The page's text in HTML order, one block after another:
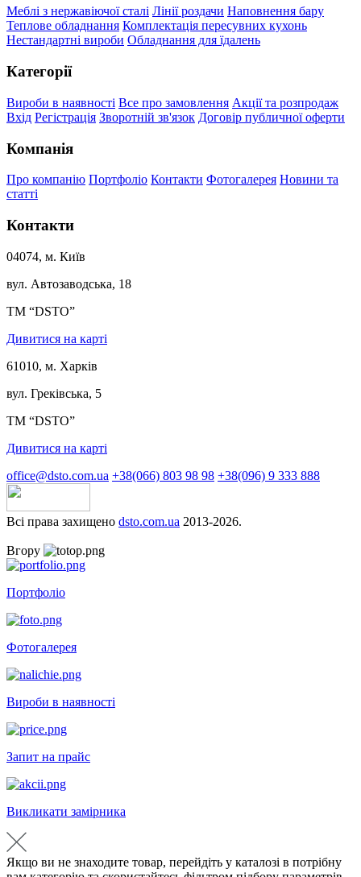
Меблі з нержавіючої сталі Лінії роздачи Наповнення бару
Теплове обладнання Комплектація пересувних кухонь
Нестандартні вироби Обладнання для їдалень
Категорії
Вироби в наявності Все про замовлення Акції та розпродаж
Вхід Регістрація Зворотній зв'язок Договір публичної оферти
Компанія
Про компанію Портфоліо Контакти Фотогалерея Новини та
статті
Контакти
04074, м. Київ
вул. Автозаводська, 18
ТМ “DSTO”
Дивитися на карті
61010, м. Харків
вул. Греківська, 5
ТМ “DSTO”
Дивитися на карті
office@dsto.com.ua +38(066) 803 98 98 +38(096) 9 333 888
Всі права захищено dsto.com.ua 2013-2026.
Вгору
Портфоліо
Фотогалерея
Вироби в наявності
Запит на прайс
Викликати замірника
Якщо ви не знаходите товар, перейдіть у каталозі в потрібну